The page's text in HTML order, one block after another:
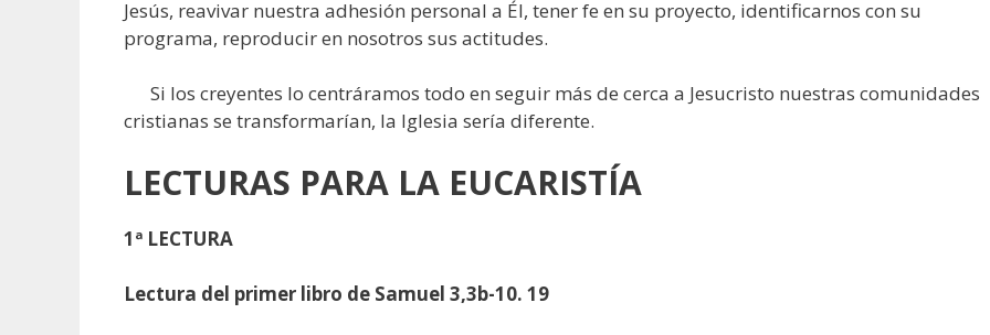
Jesús, reavivar nuestra adhesión personal a Él, tener fe en su proyecto, identificarnos con su
programa, reproducir en nosotros sus actitudes.
Si los creyentes lo centráramos todo en seguir más de cerca a Jesucristo nuestras comunidades
cristianas se transformarían, la Iglesia sería diferente.
LECTURAS PARA LA EUCARISTÍA
1ª LECTURA
Lectura del primer libro de Samuel 3,3b-10. 19